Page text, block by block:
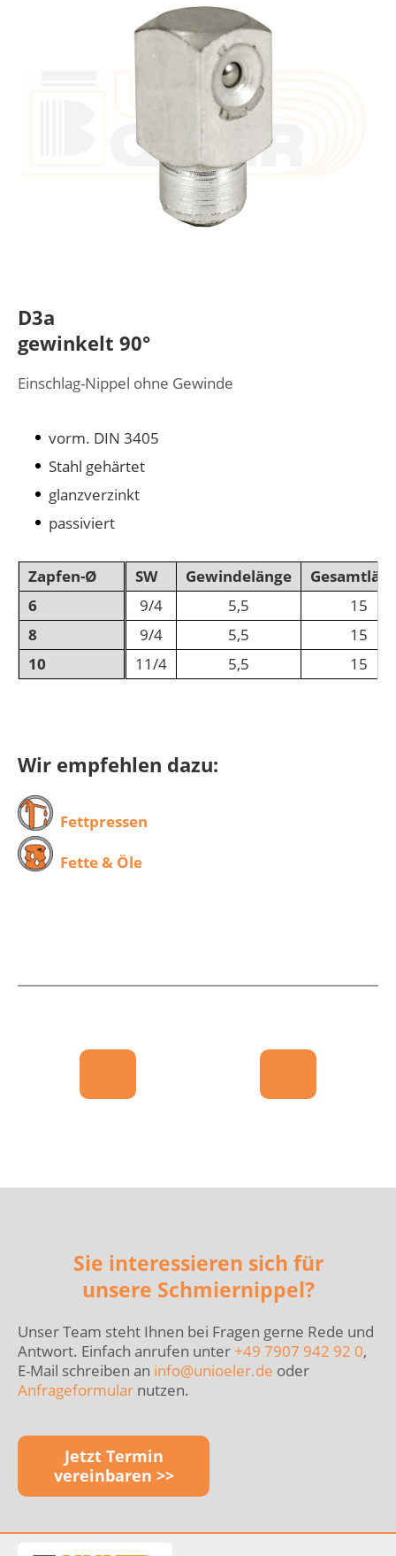
D3a
gewinkelt 90°
Einschlag-Nippel ohne Gewinde
vorm. DIN 3405
Stahl gehärtet
glanzverzinkt
passiviert
SW Gewindelänge
9/4
5,5
15
9/4
5,5
15
11/4
5,5 15
Zapfen-Ø
6
8
10
Wir empfehlen dazu:
Fettpressen
Fette & Öle
Sie interessieren sich für
unsere Schmiernippel?
Unser Team steht Ihnen bei Fragen gerne Rede und
Antwort. Einfach anrufen unter +49 7907 942 92 0,
E-Mail schreiben an info@unioeler.de oder
Anfrageformular nutzen.
Jetzt Termin
vereinbaren >>